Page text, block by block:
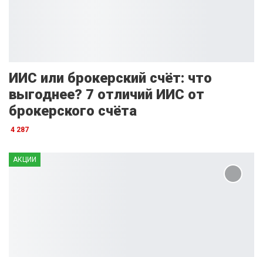
ИИС или брокерский счёт: что
выгоднее? 7 отличий ИИС от
брокерского счёта
4 287
АКЦИИ